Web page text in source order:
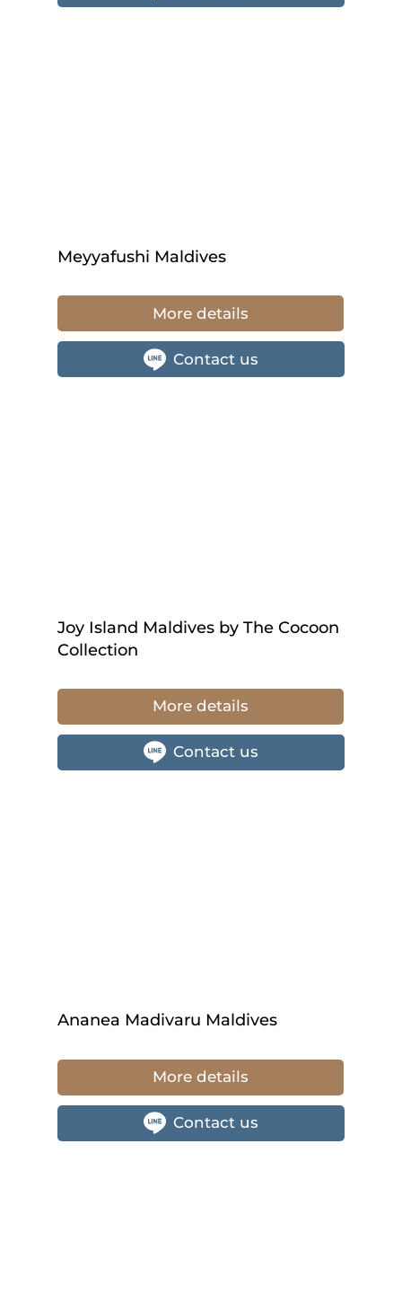
Meyyafushi Maldives
More details
Contact us
Joy Island Maldives by The Cocoon
Collection
More details
Contact us
Ananea Madivaru Maldives
More details
Contact us